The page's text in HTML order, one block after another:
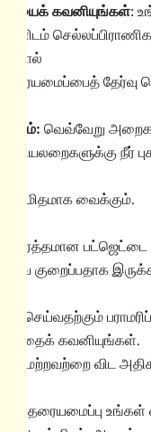
கவனியுங்கள்:
தரையமைப்பைத் தேர்வு
வெவ்வேறு
நீர்
மிதமாக வைக்கும்.
யதார்த்தமான
குறைப்பதாக
செய்வதற்கும்
கவனியுங்கள்.
மற்றவற்றை விட
தரையமைப்பு உங்கள்